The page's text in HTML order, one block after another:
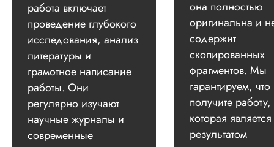
работа включает
проведение глубокого
исследования, анализ
литературы и
грамотное написание
работы. Они
регулярно изучают
научные журналы и
современные
она полностью
оригинальна и
содержит
скопированных
фрагментов. Мы
гарантируем,
получите работу,
которая является
результатом